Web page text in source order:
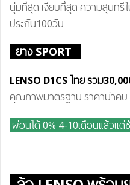
นุ่มที่สุด เงียบที่สุด ความสุนทรี
ประกัน100วัน
ยาง SPORT
LENSO D1CS ไทย รวม30,0
คุณภาพมาตรฐาน ราคาน่าคบ
ผ่อนได้0% 4-10เดือนแล้วแต่